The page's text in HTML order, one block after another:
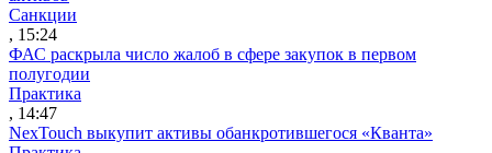
Санкции
, 15:24
ФАС раскрыла число жалоб в сфере закупок в первом
полугодии
Практика
, 14:47
NexTouch выкупит активы обанкротившегося «Кванта»